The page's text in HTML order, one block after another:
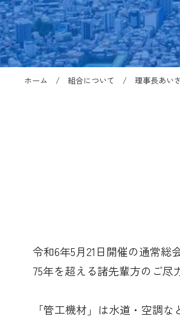
ホーム 組合について 理事長あい
令和6年5月21日開催の通常総
75年を超える諸先輩方のご尽
「管工機材」は水道・空調